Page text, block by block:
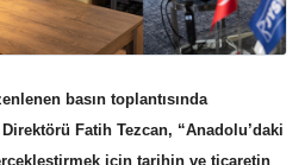
basın toplantısında
Fatih Tezcan, “Anadolu’daki
için tarihin ve ticaretin